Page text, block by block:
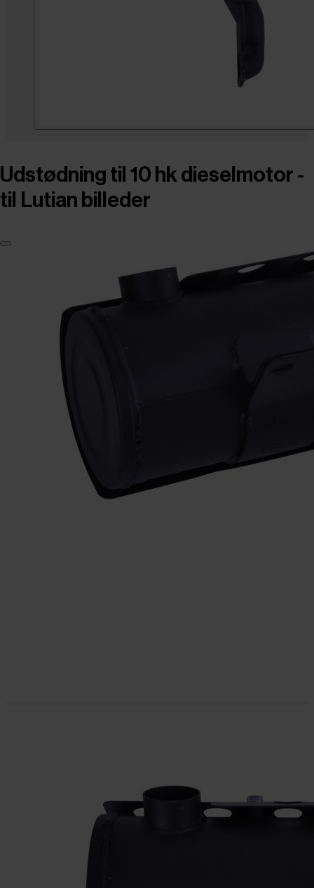
Udstødning til 10 hk dieselmotor -
til Lutian billeder